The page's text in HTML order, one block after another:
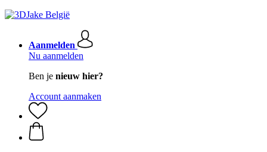
Aanmelden
Nu aanmelden
Ben je nieuw hier?
Account aanmaken